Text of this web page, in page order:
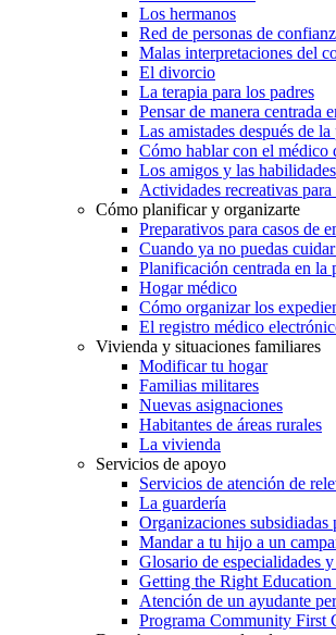
Los hermanos
Red de personas de
Malas interpretaciones del
El divorcio
La terapia para los padres
Pensar de manera centrada
Las amistades después de
Cómo hablar con el médico
Los amigos y las
Actividades recreativas
Cómo planificar y organizarte
Preparativos para casos de
Cuando ya no puedas
Planificación centrada en la
Hogar médico
Cómo organizar los
El registro médico
Vivienda y situaciones familiares
Modificar tu hogar
Familias militares
Nuevas asignaciones
Habitantes de áreas rurales
La vivienda
Servicios de apoyo
Servicios de atención de
La guardería
Organizaciones subsidiadas
Mandar a tu hijo a un
Glosario de especialidades
Getting the Right Education
Atención de un ayudante
Programa Community First